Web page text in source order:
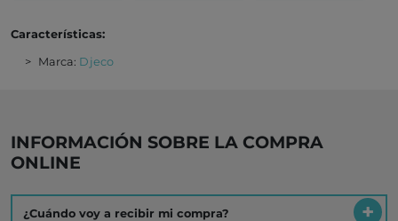
Características:
Marca: Djeco
INFORMACIÓN SOBRE LA COMPRA
ONLINE
¿Cuándo voy a recibir mi compra?